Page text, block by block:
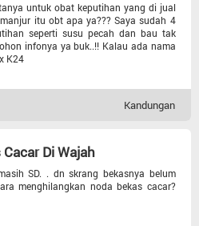
untuk obat keputihan yang di jual
itu obt apa ya??? Saya sudah 4
seperti susu pecah dan bau tak
infonya ya buk..!! Kalau ada nama
K24
Kandungan
Di Wajah
SD. . dn skrang bekasnya belum
menghilangkan noda bekas cacar?